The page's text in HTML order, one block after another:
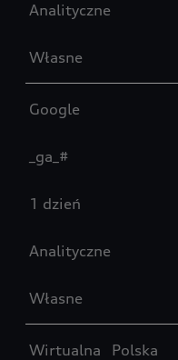
Analityczne
Własne
Google
_ga_#
1 dzień
Analityczne
Własne
Wirtualna Polska